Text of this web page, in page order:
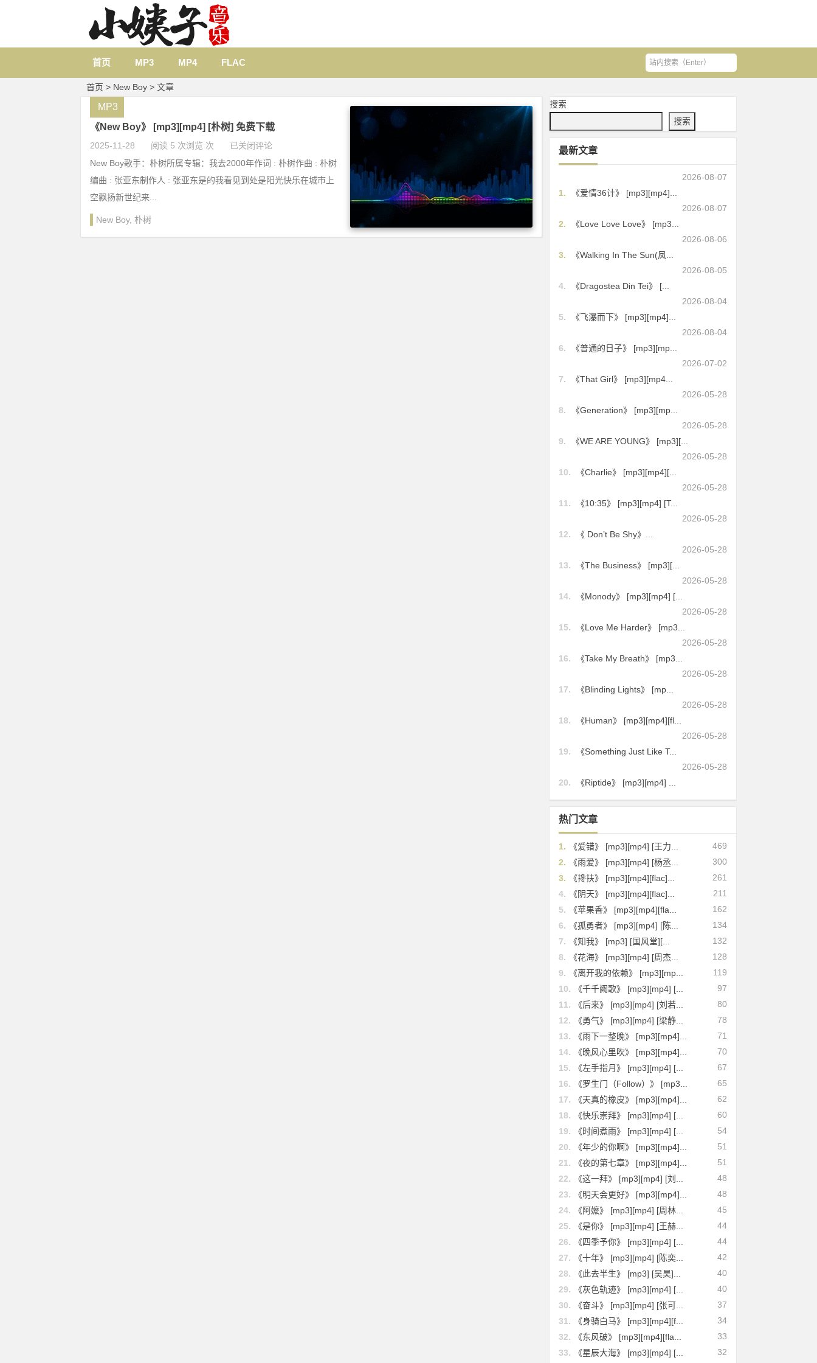
首页 MP3 MP4 FLAC
首页 > New Boy > 文章
《New Boy》 [mp3][mp4] [朴树] 免费下载
2025-11-28 阅读 5 次浏览 次 已关闭评论
MP3
New Boy歌手：朴树所属专辑：我去2000年作词 : 朴树作曲 : 朴树
编曲 : 张亚东制作人 : 张亚东是的我看见到处是阳光快乐在城市上
空飘扬新世纪来...
New Boy, 朴树
搜索
搜索
最新文章
2026-08-07
1.
《爱情36计》 [mp3][mp4]...
2026-08-07
2.
《Love Love Love》 [mp3...
2026-08-06
3.
《Walking In The Sun(凤...
2026-08-05
4.
《Dragostea Din Tei》 [...
2026-08-04
5.
《飞瀑而下》 [mp3][mp4]...
2026-08-04
6.
《普通的日子》 [mp3][mp...
2026-07-02
7.
《That Girl》 [mp3][mp4...
2026-05-28
8.
《Generation》 [mp3][mp...
2026-05-28
9.
《WE ARE YOUNG》 [mp3][...
2026-05-28
10.
《Charlie》 [mp3][mp4][...
2026-05-28
11.
《10:35》 [mp3][mp4] [T...
2026-05-28
12.
《 Don’t Be Shy》...
2026-05-28
13.
《The Business》 [mp3][...
2026-05-28
14.
《Monody》 [mp3][mp4] [...
2026-05-28
15.
《Love Me Harder》 [mp3...
2026-05-28
16.
《Take My Breath》 [mp3...
2026-05-28
17.
《Blinding Lights》 [mp...
2026-05-28
18.
《Human》 [mp3][mp4][fl...
2026-05-28
19.
《Something Just Like T...
2026-05-28
20.
《Riptide》 [mp3][mp4] ...
热门文章
469
1.
《爱错》 [mp3][mp4] [王力...
300
2.
《雨爱》 [mp3][mp4] [杨丞...
261
3.
《搀扶》 [mp3][mp4][flac]...
211
4.
《阴天》 [mp3][mp4][flac]...
162
5.
《苹果香》 [mp3][mp4][fla...
134
6.
《孤勇者》 [mp3][mp4] [陈...
132
7.
《知我》 [mp3] [国风堂][...
128
8.
《花海》 [mp3][mp4] [周杰...
119
9.
《离开我的依赖》 [mp3][mp...
97
10.
《千千阙歌》 [mp3][mp4] [...
80
11.
《后来》 [mp3][mp4] [刘若...
78
12.
《勇气》 [mp3][mp4] [梁静...
71
13.
《雨下一整晚》 [mp3][mp4]...
70
14.
《晚风心里吹》 [mp3][mp4]...
67
15.
《左手指月》 [mp3][mp4] [...
65
16.
《罗生门（Follow）》 [mp3...
62
17.
《天真的橡皮》 [mp3][mp4]...
60
18.
《快乐崇拜》 [mp3][mp4] [...
54
19.
《时间煮雨》 [mp3][mp4] [...
51
20.
《年少的你啊》 [mp3][mp4]...
51
21.
《夜的第七章》 [mp3][mp4]...
48
22.
《这一拜》 [mp3][mp4] [刘...
48
23.
《明天会更好》 [mp3][mp4]...
45
24.
《阿嬷》 [mp3][mp4] [周林...
44
25.
《是你》 [mp3][mp4] [王赫...
44
26.
《四季予你》 [mp3][mp4] [...
42
27.
《十年》 [mp3][mp4] [陈奕...
40
28.
《此去半生》 [mp3] [吴昊]...
40
29.
《灰色轨迹》 [mp3][mp4] [...
37
30.
《奋斗》 [mp3][mp4] [张可...
34
31.
《身骑白马》 [mp3][mp4][f...
33
32.
《东风破》 [mp3][mp4][fla...
32
33. 《星辰大海》 [mp3][mp4] [...